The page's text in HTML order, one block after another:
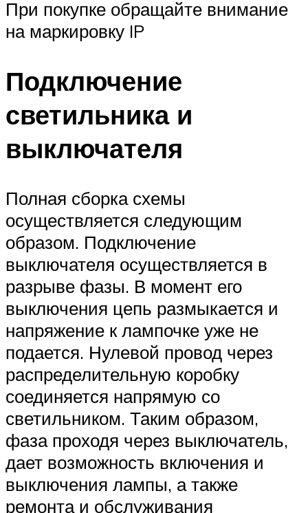
При покупке обращайте внимание
на маркировку IP
Подключение
светильника и
выключателя
Полная сборка схемы
осуществляется следующим
образом. Подключение
выключателя осуществляется в
разрыве фазы. В момент его
выключения цепь размыкается и
напряжение к лампочке уже не
подается. Нулевой провод через
распределительную коробку
соединяется напрямую со
светильником. Таким образом,
фаза проходя через выключатель,
дает возможность включения и
выключения лампы, а также
ремонта и обслуживания